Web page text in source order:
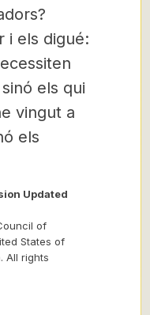
i els digué:
els qui
vingut a
els
Updated
of
States of
All rights